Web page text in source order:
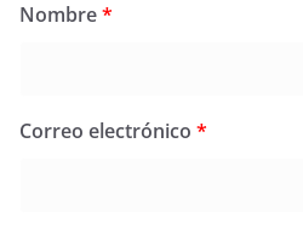
Nombre*
Correo electrónico *